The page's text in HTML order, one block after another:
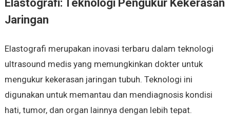
Elastografi: Teknologi Pengukur Kekerasan
Jaringan
Elastografi merupakan inovasi terbaru dalam teknologi
ultrasound medis yang memungkinkan dokter untuk
mengukur kekerasan jaringan tubuh. Teknologi ini
digunakan untuk memantau dan mendiagnosis kondisi
hati, tumor, dan organ lainnya dengan lebih tepat.